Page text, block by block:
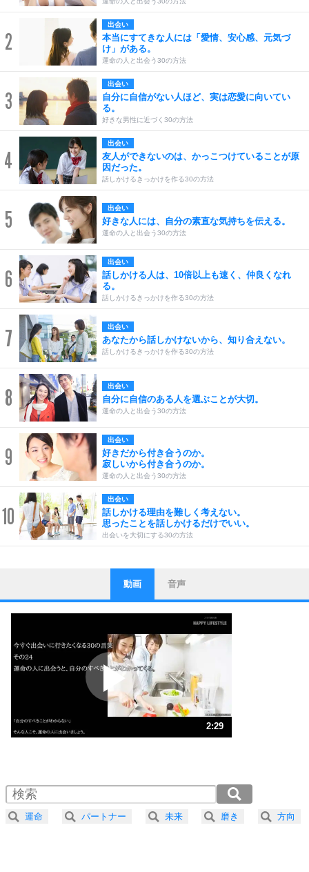
2
出会い
本当にすてきな人には「愛情、安心感、元気づ
け」がある。
運命の人と出会う30の方法
3
出会い
自分に自信がない人ほど、実は恋愛に向いてい
る。
好きな男性に近づく30の方法
4
出会い
友人ができないのは、かっこつけていることが原
因だった。
話しかけるきっかけを作る30の方法
5 出会い
好きな人には、自分の素直な気持ちを伝える。
運命の人と出会う30の方法
6
出会い
話しかける人は、10倍以上も速く、仲良くなれ
る。
話しかけるきっかけを作る30の方法
7 出会い
あなたから話しかけないから、知り合えない。
話しかけるきっかけを作る30の方法
8 出会い
自分に自信のある人を選ぶことが大切。
運命の人と出会う30の方法
9
出会い
好きだから付き合うのか。
寂しいから付き合うのか。
運命の人と出会う30の方法
10
出会い
話しかける理由を難しく考えない。
思ったことを話しかけるだけでいい。
出会いを大切にする30の方法
1
ストレス対策
他人と比べない。
いっそのこと、他人を見ない。
いらいらしない人になる30の方法
プラス思考
ポジティブになれない原因は、行動しないから。
ポジティブ思考になる30の方法
ストレス対策
人生、なんとかなるもの。
気楽に生きる30の方法
4 器の大きい人は、怒りを優しさで表現する。
動画 音声
2:29
2.0倍速 （292KB 1分14秒）
2.5倍速 （234KB 59秒）
3.0倍速 （195KB 49秒）
運命 パートナー 未来 磨き 方向